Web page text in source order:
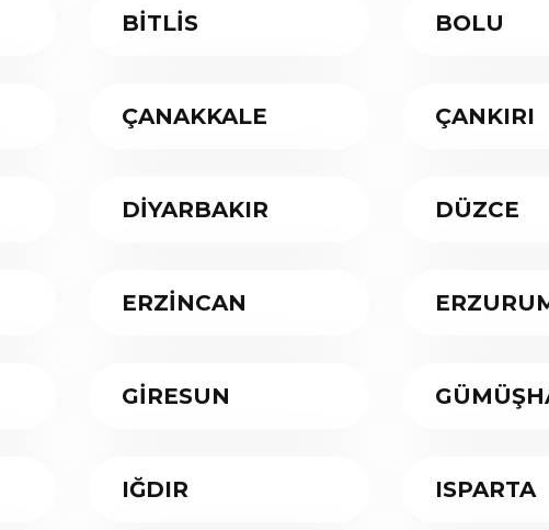
BİTLİS BOLU
ÇANAKKALE ÇANKIRI
DİYARBAKIR DÜZCE
ERZİNCAN
GİRESUN
IĞDIR ISPARTA